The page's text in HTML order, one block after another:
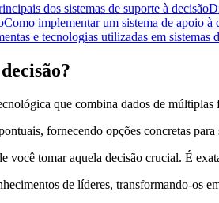
dos sistemas de suporte à decisão
Como implementar um sistema de apoio à
e tecnologias utilizadas em sistemas
que combina dados de
fornecendo opções concretas para
você tomar aquela decisão crucial. É
de líderes, transformando-os